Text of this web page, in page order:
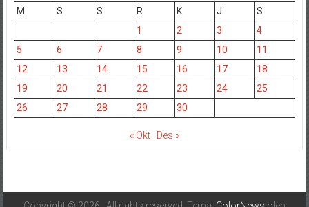
M
S S R K J
S
1
2 3
4
5
6 7 8 9 10
11
12
13 14 15 16 17
18
19
20 21 22 23 24
25
26
27 28 29 30
« Okt Des »